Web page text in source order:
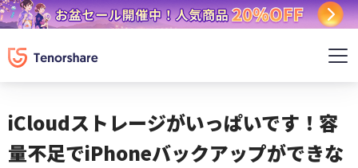
iCloudストレージがいっぱいです！容
量不足でiPhoneバックアップができな